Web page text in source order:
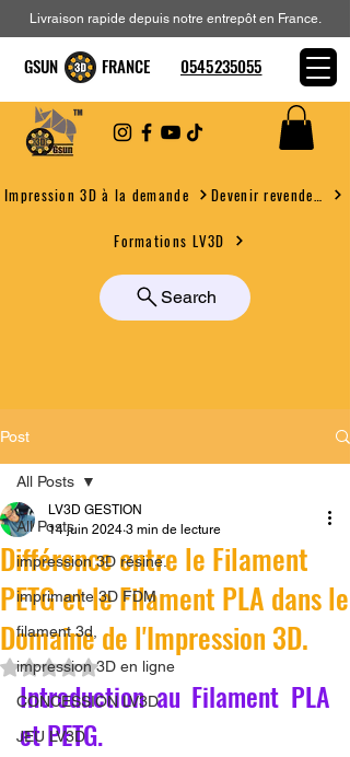
Impression 3D à la demande
Formations LV3D
Search
Livraison rapide depuis notre entrepôt en France.
GSUN FRANCE 0545235055
Post
All Posts
impression 3D résine.
imprimante 3D FDM
filament 3d,
impression 3D en ligne
CONCESSION LV3D
JEU LV3D
All Posts
Différence entre le Filament
PETG et le Filament PLA dans le
Domaine de l'Impression 3D.
LV3D GESTION
14 juin 2024 3 min de lecture
Noté NaN étoiles sur 5.
Introduction au Filament PLA
et PETG.